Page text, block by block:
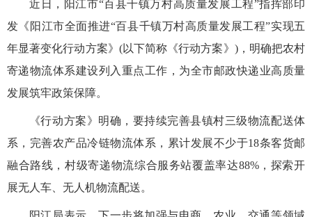
近日， 阳江市“百县千镇万村高质量发展工程”指挥部印
发《 阳江市全面推进“百县千镇万村高质量发展工程”实现五
年显著变化行动方案》 (以下简称《行动方案》)，明确把农村
寄递物流体系建设列入重点工作 ，为全市邮政快递业高质量
发展筑牢政策保障。
《行动方案》明确， 要持续完善县镇村三级物流配送体
系，完善农产品冷链物流体系，累计发展不少于18条客货邮
融合路线，村级寄递物流综合服务站覆盖率达88%，探索开
展无人车、无人机物流配送。